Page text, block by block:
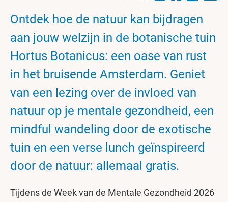
Ontdek hoe de natuur kan bijdragen
aan jouw welzijn in de botanische tuin
Hortus Botanicus: een oase van rust
in het bruisende Amsterdam. Geniet
van een lezing over de invloed van
natuur op je mentale gezondheid, een
mindful wandeling door de exotische
tuin en een verse lunch geïnspireerd
door de natuur: allemaal gratis.
Tijdens de Week van de Mentale Gezondheid 2026